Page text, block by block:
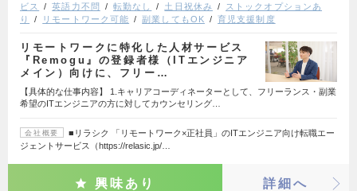
ビス
英語力不問 転勤なし 土日祝休み
ストックオプションあ
り
リモートワーク可能 副業してもOK 育児支援制度
リモートワークに特化した人材サービス
『Remogu』の登録者様（ITエンジニア
メイン）向けに、フリー…
【具体的な仕事内容】 1.キャリアコーディネーターとして、フリーランス・副業
希望のITエンジニアの方に対してカウンセリング…
会社概要
■リラシク 「リモートワーク×正社員」のITエンジニア向け転職エー
ジェントサービス（https://relasic.jp/…
興味あり 詳細へ